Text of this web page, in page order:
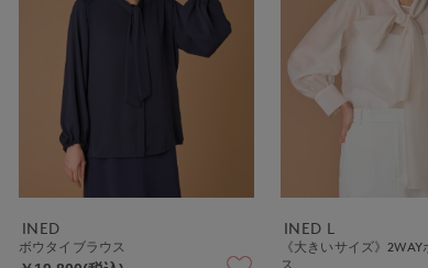
INED
ボウタイブラウス
INED L
《大きいサイズ》
ス